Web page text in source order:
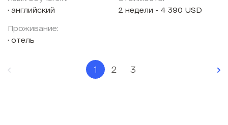
английский
Проживание:
отель
2 недели - 4 390 USD
1 2 3